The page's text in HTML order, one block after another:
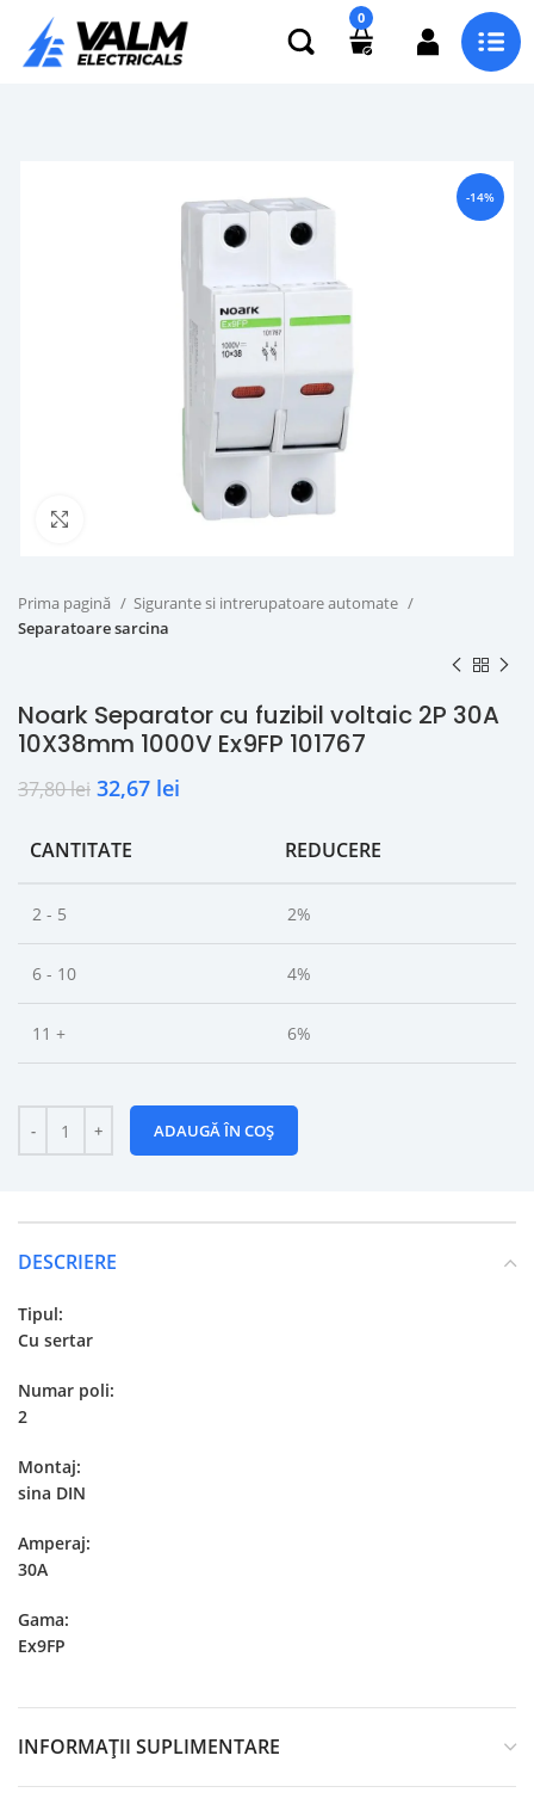
0
-14%
Click to enlarge
Prima pagină
Sigurante si intrerupatoare automate
Separatoare sarcina
Noark Separator cu fuzibil voltaic 2P 30A
10X38mm 1000V Ex9FP 101767
37,80lei 32,67 lei
CANTITATE REDUCERE
2 - 5 2%
6 - 10 4%
11 + 6%
ADAUGĂ ÎN COȘ
DESCRIERE
Tipul:
Cu sertar
Numar poli:
2
Montaj:
sina DIN
Amperaj:
30A
Gama:
Ex9FP
INFORMAȚII SUPLIMENTARE